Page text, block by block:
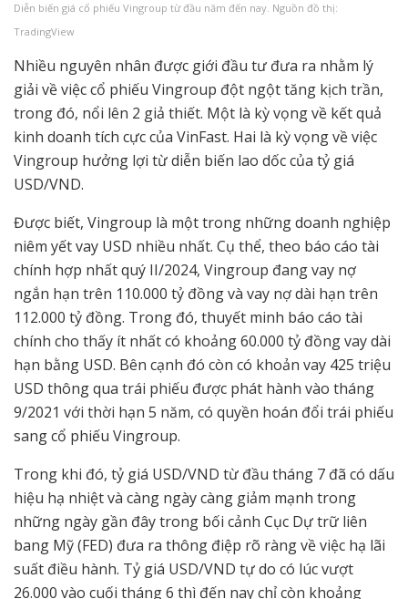
Diễn biến giá cổ phiếu Vingroup từ đầu năm đến nay. Nguồn đồ thị:
TradingView
Nhiều nguyên nhân được giới đầu tư đưa ra nhằm lý
giải về việc cổ phiếu Vingroup đột ngột tăng kịch trần,
trong đó, nổi lên 2 giả thiết. Một là kỳ vọng về kết quả
kinh doanh tích cực của VinFast. Hai là kỳ vọng về việc
Vingroup hưởng lợi từ diễn biến lao dốc của tỷ giá
USD/VND.
Được biết, Vingroup là một trong những doanh nghiệp
niêm yết vay USD nhiều nhất. Cụ thể, theo báo cáo tài
chính hợp nhất quý II/2024, Vingroup đang vay nợ
ngắn hạn trên 110.000 tỷ đồng và vay nợ dài hạn trên
112.000 tỷ đồng. Trong đó, thuyết minh báo cáo tài
chính cho thấy ít nhất có khoảng 60.000 tỷ đồng vay dài
hạn bằng USD. Bên cạnh đó còn có khoản vay 425 triệu
USD thông qua trái phiếu được phát hành vào tháng
9/2021 với thời hạn 5 năm, có quyền hoán đổi trái phiếu
sang cổ phiếu Vingroup.
Trong khi đó, tỷ giá USD/VND từ đầu tháng 7 đã có dấu
hiệu hạ nhiệt và càng ngày càng giảm mạnh trong
những ngày gần đây trong bối cảnh Cục Dự trữ liên
bang Mỹ (FED) đưa ra thông điệp rõ ràng về việc hạ lãi
suất điều hành. Tỷ giá USD/VND tự do có lúc vượt
26.000 vào cuối tháng 6 thì đến nay chỉ còn khoảng